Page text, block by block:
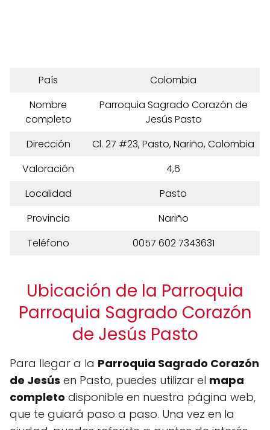
País
Colombia
Nombre
completo
Parroquia Sagrado Corazón de
Jesús Pasto
Dirección
Cl. 27 #23, Pasto, Nariño, Colombia
Valoración
4,6
Localidad
Pasto
Provincia
Nariño
Teléfono
0057 602 7343631
Ubicación de la Parroquia
Parroquia Sagrado Corazón
de Jesús Pasto
Para llegar a la Parroquia Sagrado Corazón
de Jesús en Pasto, puedes utilizar el mapa
completo disponible en nuestra página web,
que te guiará paso a paso. Una vez en la